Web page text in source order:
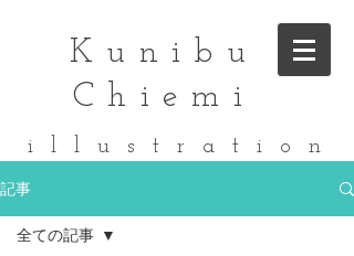
Kunibu
Chiemi
i l l u s t r a t i o n
記事
全ての記事